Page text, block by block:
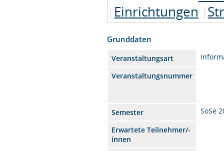
Einrichtungen
Grunddaten
Veranstaltungsart
Veranstaltungsnummer
Semester
SoSe
Erwartete Teilnehmer/-
innen